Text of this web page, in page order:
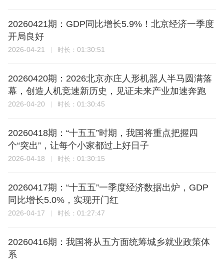
20260421期：GDP同比增长5.9%！北京经济一季度
开局良好
2026-04-21 时长： 01:30:51
20260420期：2026北京亦庄人形机器人半马圆满落
幕，创造人机竞速新历史，见证未来产业加速奔跑
2026-04-20 时长： 01:30:45
20260418期：“十五五”时期，我国将重点把握四
个“突出”，让每个小家都过上好日子
2026-04-18 时长： 01:30:15
20260417期：“十五五”一季度经济数据出炉，GDP
同比增长5.0%，实现开门红
2026-04-17 时长： 01:27:47
20260416期：我国将从五方面统筹城乡就业政策体
系